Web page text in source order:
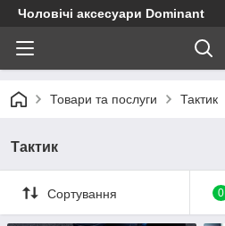
Чоловічі аксесуари Dominant
Товари та послуги Тактик
Тактик
Сортування 0